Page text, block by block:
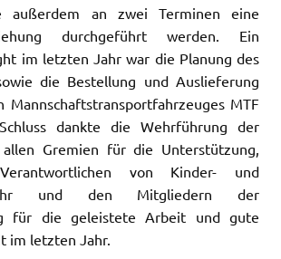
außerdem an zwei Terminen eine
durchgeführt werden. Ein
im letzten Jahr war die Planung des
die Bestellung und Auslieferung
Mannschaftstransportfahrzeuges MTF
dankte die Wehrführung der
Gremien für die Unterstützung,
von Kinder- und
und den Mitgliedern der
für die geleistete Arbeit und gute
im letzten Jahr.